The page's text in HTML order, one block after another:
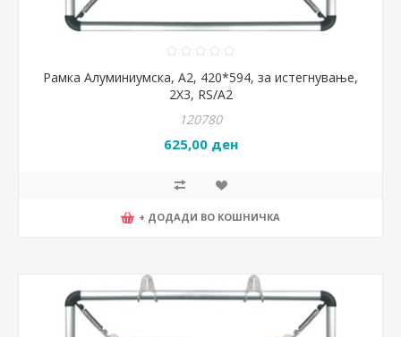
Рамка Алуминиумска, А2, 420*594, за истегнување,
2X3, RS/A2
120780
625,00 ден
+ ДОДАДИ ВО КОШНИЧКА